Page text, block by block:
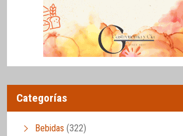
Categorías
Bebidas (322)